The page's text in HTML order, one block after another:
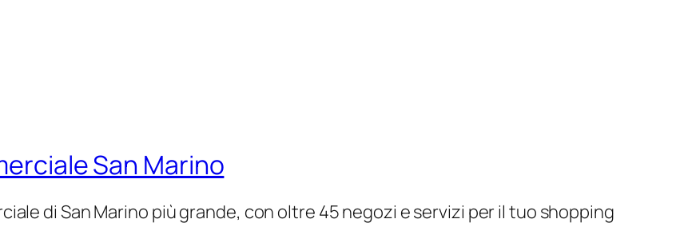
San Marino
di San Marino più grande, con oltre 45 negozi e servizi per il tuo shopping